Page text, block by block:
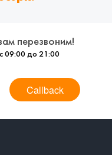
перезвоним!
09:00 до 21:00
Callback